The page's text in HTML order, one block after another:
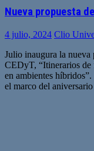
Nueva propuesta
4 julio, 2024 Clio
Julio inaugura la nueva
CEDyT, “Itinerarios de
en ambientes
el marco del